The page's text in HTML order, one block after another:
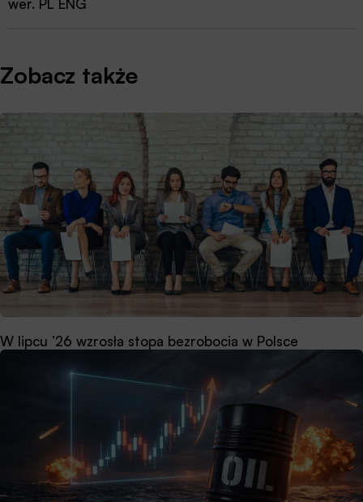
Zobacz także
W lipcu ’26 wzrosła stopa bezrobocia w Polsce